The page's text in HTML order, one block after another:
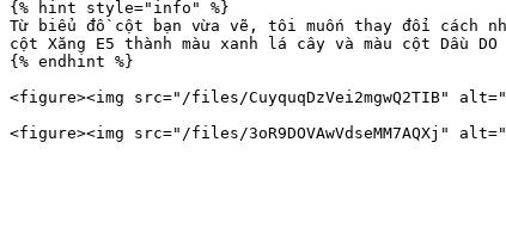
{% hint style="info" %}
Từ biểu đồ cột bạn vừa vẽ, tôi muốn thay đổi cách
cột Xăng E5 thành màu xanh lá cây và màu cột Dầu
{% endhint %}
<figure><img src="/files/CuyquqDzVei2mgwQ2TIB"